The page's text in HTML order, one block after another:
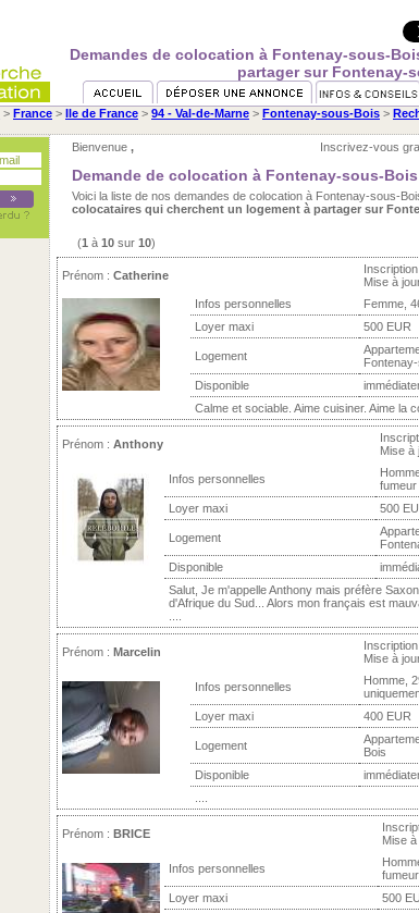
Demandes de colocation à Fontenay-sous-
partager sur Fontenay-
> France > Ile de France > 94 - Val-de-Marne > Fontenay-sous-Bois >
Bienvenue , Inscrivez-vous
Demande de colocation à Fontenay-sous-Bois
Voici la liste de nos demandes de colocation à Fontenay-sous-
colocataires qui cherchent un logement à partager sur
(1 à 10 sur 10)
Prénom : Catherine
Mise à
Infos personnelles
Femme,
Loyer maxi 500 EUR
Logement
Disponible
Calme et sociable. Aime cuisiner. Aime la
Prénom : Anthony
Mise à
Infos personnelles
fumeur
Loyer maxi 500
Logement
Disponible
Salut, Je m'appelle Anthony mais préfère
d'Afrique du Sud... Alors mon français est
Prénom : Marcelin
Mise à
Infos personnelles
Homme,
Loyer maxi 400 EUR
Logement
Bois
Disponible
Prénom : BRICE
Mise à
Infos personnelles
fumeur
Loyer maxi 500